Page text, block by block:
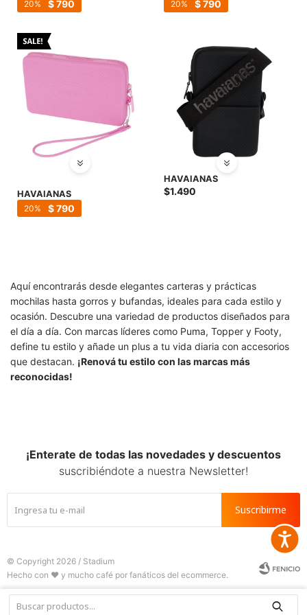
$790
20 $790
20
HAVAIANAS
$790
20
HAVAIANAS
$1.490
Aquí encontrarás desde elegantes carteras y prácticas
mochilas hasta gorros y bufandas, ideales para cada estilo y
ocasión. Descubre una variedad de productos diseñados para
el día a día. Con marcas líderes como Puma, Topper y Footy,
define tu estilo y añade un plus a tu vida diaria con accesorios
que destacan. ¡Renová tu estilo con las marcas más
reconocidas!
¡Enterate de todas las novedades y descuentos
suscribiéndote a nuestra Newsletter!
Suscribirme
© Copyright 2026 / Stadium
      